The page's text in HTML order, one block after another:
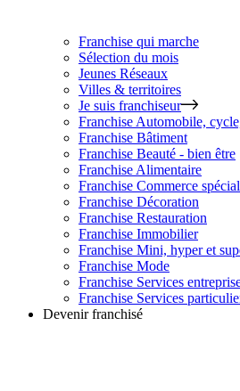
Franchise qui marche
Sélection du mois
Jeunes Réseaux
Villes & territoires
Je suis franchiseur
Franchise Automobile,
Franchise Bâtiment
Franchise Beauté - bien être
Franchise Alimentaire
Franchise Commerce
Franchise Décoration
Franchise Restauration
Franchise Immobilier
Franchise Mini, hyper et
Franchise Mode
Franchise Services
Franchise Services
Devenir franchisé